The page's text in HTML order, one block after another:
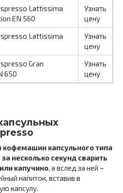
Lattissima
EN 560
Узнать
цену
Lattissima
Узнать
цену
Gran
650
Узнать
цену
капсульного типа
несколько секунд сварить
капучино, а вслед за ней –
напиток, вставив в
капсулу.